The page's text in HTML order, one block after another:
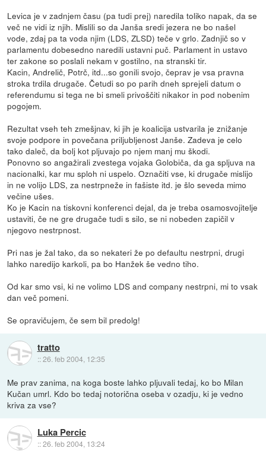
Levica je v zadnjem času (pa tudi prej) naredila toliko napak, da se
več ne vidi iz njih. Mislili so da Janša sredi jezera ne bo našel
vode, zdaj pa ta voda njim (LDS, ZLSD) teče v grlo. Zadnjič so v
parlamentu dobesedno naredili ustavni puč. Parlament in ustavo
ter zakone so poslali nekam v gostilno, na stranski tir.
Kacin, Andrelič, Potrč, itd...so gonili svojo, čeprav je vsa pravna
stroka trdila drugače. Četudi so po parih dneh sprejeli datum o
referendumu si tega ne bi smeli privoščiti nikakor in pod nobenim
pogojem.
Rezultat vseh teh zmešjnav, ki jih je koalicija ustvarila je znižanje
svoje podpore in povečana priljubljenost Janše. Zadeva je celo
tako daleč, da bolj kot pljuvajo po njem manj mu škodi.
Ponovno so angažirali zvestega vojaka Golobiča, da ga spljuva na
nacionalki, kar mu sploh ni uspelo. Označiti vse, ki drugače mislijo
in ne volijo LDS, za nestrpneže in fašiste itd. je šlo seveda mimo
večine ušes.
Ko je Kacin na tiskovni konferenci dejal, da je treba osamosvojitelje
ustaviti, če ne gre drugače tudi s silo, se ni nobeden zapičil v
njegovo nestrpnost.
Pri nas je žal tako, da so nekateri že po defaultu nestrpni, drugi
lahko naredijo karkoli, pa bo Hanžek še vedno tiho.
Od kar smo vsi, ki ne volimo LDS and company nestrpni, mi to vsak
dan več pomeni.
Se opravičujem, če sem bil predolg!
tratto
::26. feb 2004, 12:35
Me prav zanima, na koga boste lahko pljuvali tedaj, ko bo Milan
Kučan umrl. Kdo bo tedaj notorična oseba v ozadju, ki je vedno
kriva za vse?
Luka Percic
::26. feb 2004, 13:24